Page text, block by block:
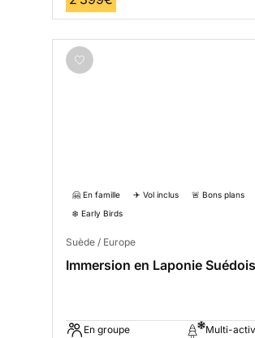
🤗 En famille ✈️ Vol inclus
🚨 Bons plans
❄️ Early Birds
Suède / Europe
Immersion en Laponie
En groupe
Multi-